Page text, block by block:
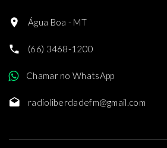
Água Boa - MT
(66) 3468-1200
Chamar no WhatsApp
radioliberdadefm@gmail.com